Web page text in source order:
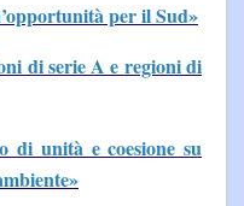
per il Sud»
di serie A e regioni di
di unità e coesione su